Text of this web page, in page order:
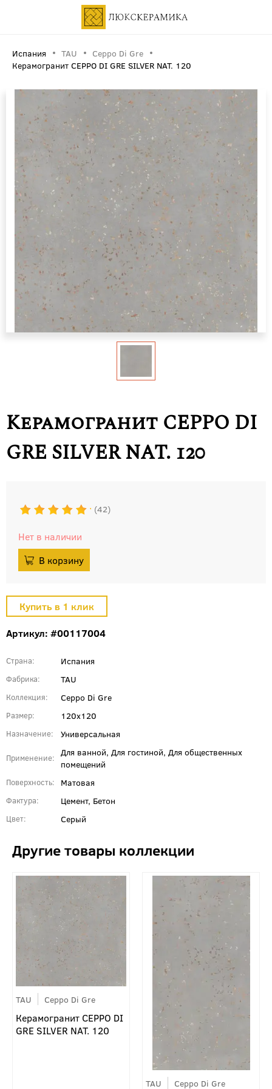
Испания TAU
Ceppo Di Gre
Керамогранит CEPPO DI GRE SILVER NAT. 120
Керамогранит CEPPO DI
GRE SILVER NAT. 120
42
Нет в наличии
Артикул: #00117004
Страна Испания
Фабрика TAU
Коллекция Ceppo Di Gre
Размер 120x120
Назначение Универсальная
Применение
Для ванной, Для гостиной, Для общественных
помещений
Поверхность Матовая
Фактура Цемент, Бетон
Цвет Серый
TAU Ceppo Di Gre
Керамогранит CEPPO DI
GRE SILVER NAT. 120
TAU Ceppo Di Gre